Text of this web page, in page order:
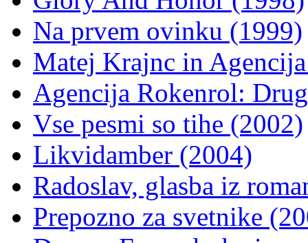
Na prvem ovinku (1999)
Matej Krajnc in
Agencija Rokenrol:
Vse pesmi so tihe (2002)
Likvidamber (2004)
Radoslav, glasba iz
Prepozno za svetnike